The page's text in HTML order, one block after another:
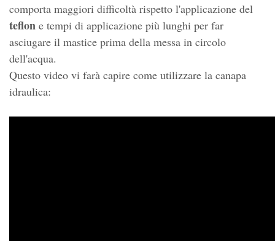
comporta maggiori difficoltà rispetto l'applicazione del
teflon e tempi di applicazione più lunghi per far
asciugare il mastice prima della messa in circolo
dell'acqua.
Questo video vi farà capire come utilizzare la canapa
idraulica: